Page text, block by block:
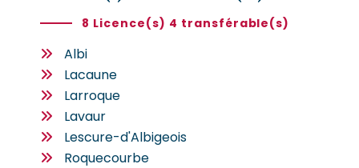
8 Licence(s) 4 transférable(s)
Albi
Lacaune
Larroque
Lavaur
Lescure-d'Albigeois
Roquecourbe